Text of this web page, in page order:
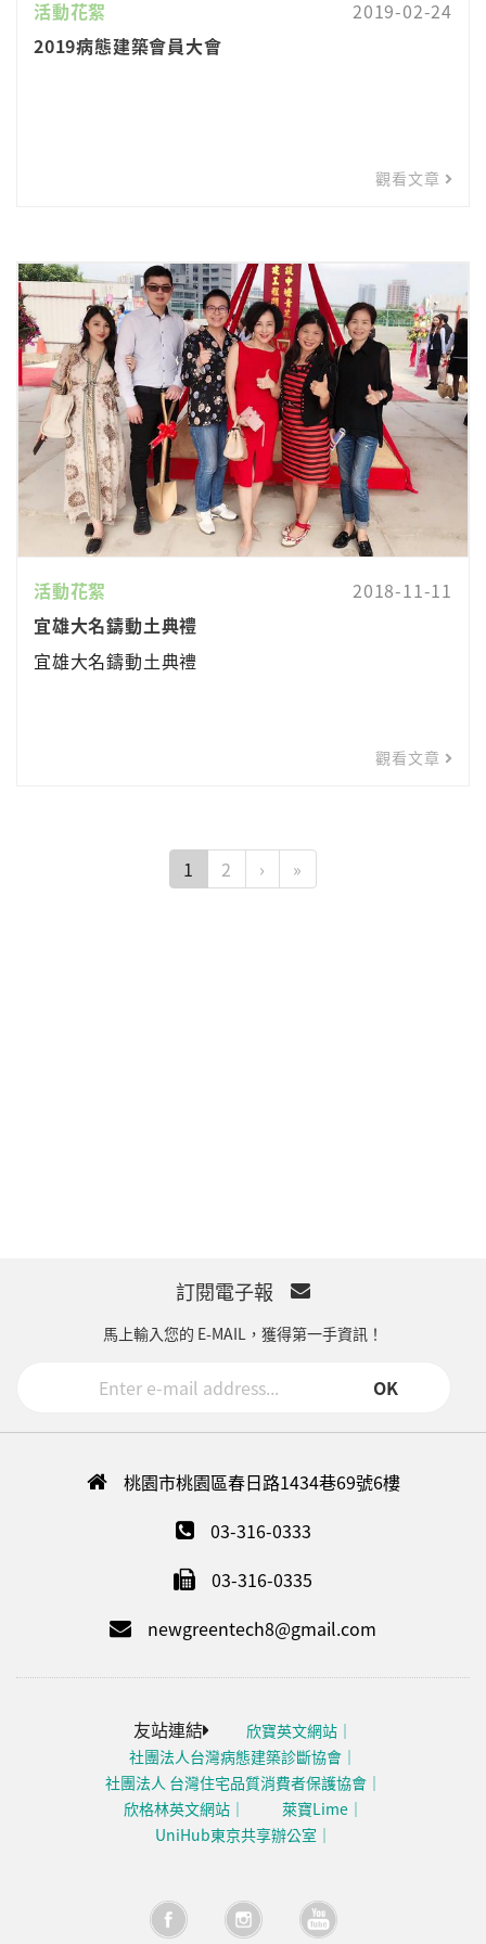
活動花絮
2019-02-24
2019病態建築會員大會
觀看文章
活動花絮
2018-11-11
宜雄大名鑄動土典禮
宜雄大名鑄動土典禮
觀看文章
1 2 › »
訂閱電子報
馬上輸入您的 E-MAIL，獲得第一手資訊！
OK
桃園市桃園區春日路1434巷69號6樓
03-316-0333
03-316-0335
newgreentech8@gmail.com
友站連結
欣寶英文網站
社團法人台灣病態建築診斷協會
社團法人 台灣住宅品質消費者保護協會
欣格林英文網站
萊寶Lime
UniHub東京共享辦公室